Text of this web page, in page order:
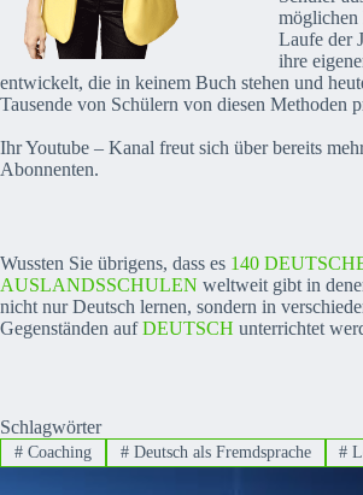
Laufe der
ihre
entwickelt, die in keinem Buch stehen und
Tausende von Schülern von diesen Methoden
Ihr Youtube – Kanal freut sich über bereits
Abonnenten.
Wussten Sie übrigens, dass es 140
AUSLANDSSCHULEN weltweit gibt in
nicht nur Deutsch lernen, sondern in
Gegenständen aufDEUTSCH unterrichtet
Schlagwörter
#Coaching #Deutsch als Fremdsprache #